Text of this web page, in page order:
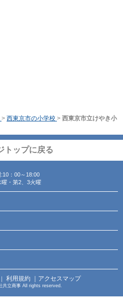
> 西東京市の小学校 > 西東京市立けやき小
トップに戻る
：00～18:00
曜・第2、3火曜
｜ 利用規約 ｜アクセスマップ
共立商事 All rights reserved.